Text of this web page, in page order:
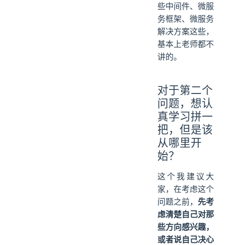
些中间件、微服
务框架、微服务
解决方案这些，
基本上老师都不
讲的。
对于第二个
问题，想认
真学习拼一
把，但是该
从哪里开
始？
这个我建议大
家，在考虑这个
问题之前， 先考
虑清楚自己对那
些方向感兴趣，
或者说自己决心